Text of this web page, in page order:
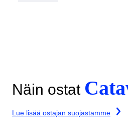
Näin ostat
Lue lisää ostajan suojastamme